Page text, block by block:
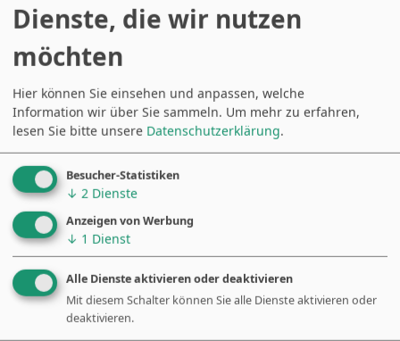
Kontaktieren Sie uns jetzt gleich
Unser Angebot
Ermittlung einer CO2-Bilanz für Produkte
und Unternehmen
Dienste, die wir nutzen
möchten
Hier können Sie einsehen und anpassen, welche
Information wir über Sie sammeln. Um mehr zu erfahren,
lesen Sie bitte unsere Datenschutzerklärung.
Besucher-Statistiken
↓ 2 Dienste
Anzeigen von Werbung
↓ 1 Dienst
Alle Dienste aktivieren oder deaktivieren
Mit diesem Schalter können Sie alle Dienste aktivieren oder
deaktivieren.